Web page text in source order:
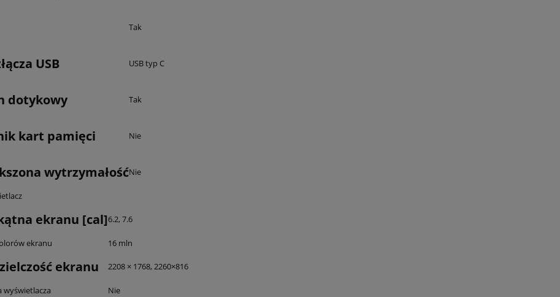
Tak
USB USB typ C
dotykowy Tak
kart pamięci Nie
wytrzymałośćNie
ekranu [cal]6.2, 7.6
ekranu 16 mln
ekranu 2208 × 1768, 2260×816
wyświetlacza Nie